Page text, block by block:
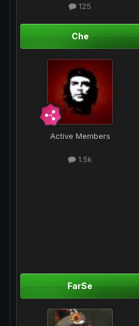
125
Che
Active Members
1.5k
FarSe